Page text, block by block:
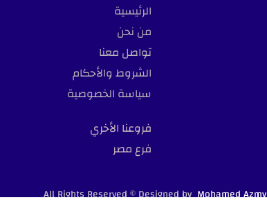
الرئيسية
من نحن
تواصل معنا
الشروط والأحكام
سياسة الخصوصية
فروعنا الأخري
فرع مصر
All Rights Reserved © Designed byMohamed Azmy